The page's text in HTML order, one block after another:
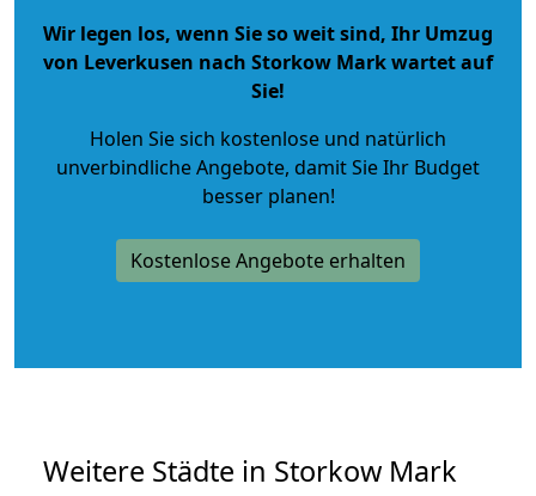
Wir legen los, wenn Sie so weit sind, Ihr Umzug
von Leverkusen nach Storkow Mark wartet auf
Sie!
Holen Sie sich kostenlose und natürlich
unverbindliche Angebote, damit Sie Ihr Budget
besser planen!
Kostenlose Angebote erhalten
Weitere Städte in Storkow Mark